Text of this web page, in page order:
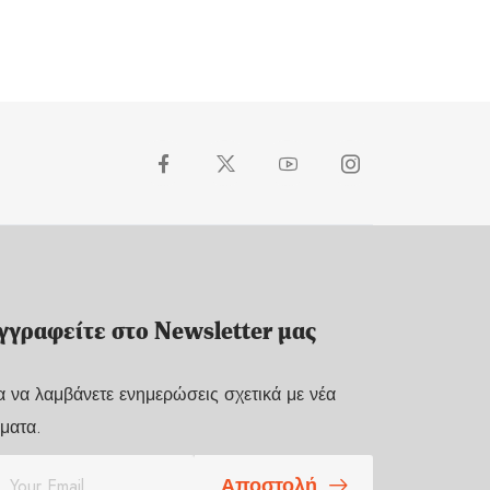
στο Newsletter μας
να λαμβάνετε ενημερώσεις σχετικά με νέα